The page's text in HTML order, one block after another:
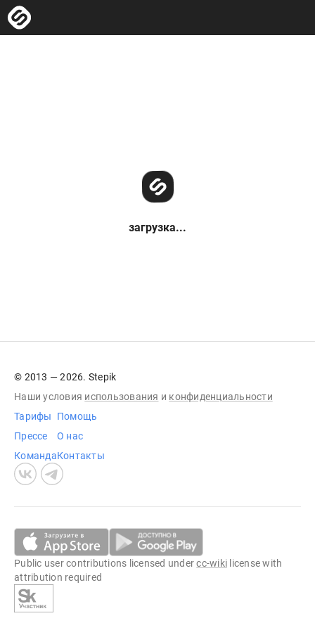
загрузка...
© 2013 — 2026. Stepik
Наши условия использования и конфиденциальности
Тарифы
Прессе
Команда
Помощь
О нас
Контакты
Public user contributions licensed undercc-wiki license with
attribution required